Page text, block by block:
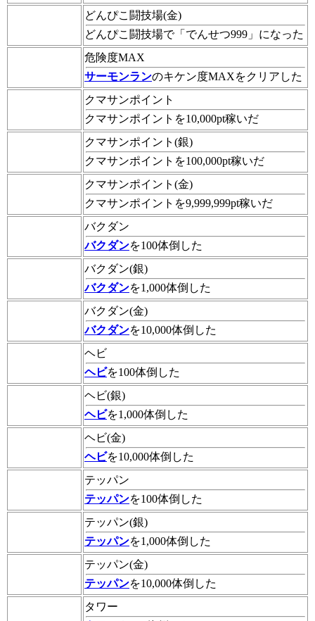
どんぴこ闘技場(金)
どんぴこ闘技場で「でんせつ999」になった
危険度MAX
サーモンランのキケン度MAXをクリアした
クマサンポイント
クマサンポイントを10,000pt稼いだ
クマサンポイント(銀)
クマサンポイントを100,000pt稼いだ
クマサンポイント(金)
クマサンポイントを9,999,999pt稼いだ
バクダン
バクダンを100体倒した
バクダン(銀)
バクダンを1,000体倒した
バクダン(金)
バクダンを10,000体倒した
ヘビ
ヘビを100体倒した
ヘビ(銀)
ヘビを1,000体倒した
ヘビ(金)
ヘビを10,000体倒した
テッパン
テッパンを100体倒した
テッパン(銀)
テッパンを1,000体倒した
テッパン(金)
テッパンを10,000体倒した
タワー